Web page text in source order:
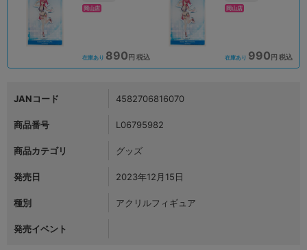
岡山店
在庫あり 890円 税込
岡山店
在庫あり 990円 税込
JANコード 4582706816070
商品番号 L06795982
商品カテゴリ グッズ
発売日 2023年12月15日
種別 アクリルフィギュア
発売イベント